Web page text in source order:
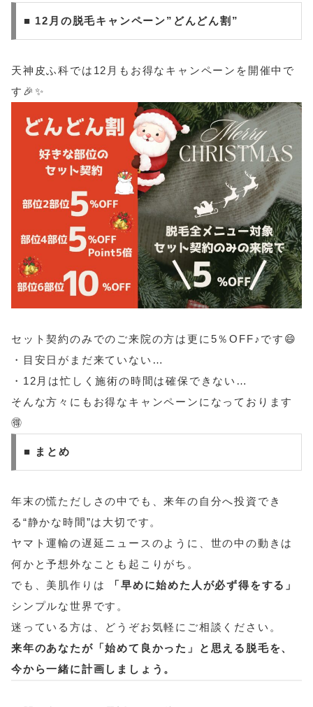
■ 12月の脱毛キャンペーン”どんどん割”
天神皮ふ科では12月もお得なキャンペーンを開催中で
す🎉✨
セット契約のみでのご来院の方は更に5％OFF♪です😄
・目安日がまだ来ていない…
・12月は忙しく施術の時間は確保できない…
そんな方々にもお得なキャンペーンになっております
🉐
■ まとめ
年末の慌ただしさの中でも、来年の自分へ投資でき
る“静かな時間”は大切です。
ヤマト運輸の遅延ニュースのように、世の中の動きは
何かと予想外なことも起こりがち。
でも、美肌作りは
「早めに始めた人が必ず得をする」
シンプルな世界です。
迷っている方は、どうぞお気軽にご相談ください。
来年のあなたが「始めて良かった」と思える脱毛を、
今から一緒に計画しましょう。